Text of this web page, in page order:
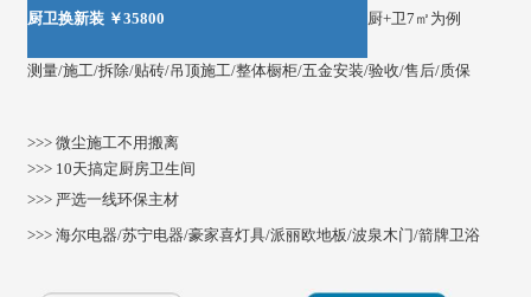
厨卫换新装 ￥35800 厨+卫7㎡为例
测量/施工/拆除/贴砖/吊顶施工/整体橱柜/五金安装/验收/售后/质保
>>> 微尘施工不用搬离
>>> 10天搞定厨房卫生间
>>> 严选一线环保主材
>>> 海尔电器/苏宁电器/豪家喜灯具/派丽欧地板/波泉木门/箭牌卫浴